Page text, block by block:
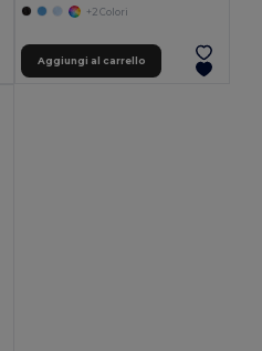
+2 Colori
Aggiungi al carrello